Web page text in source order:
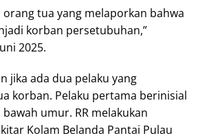
orang tua yang melaporkan bahwa
korban persetubuhan,”
2025.
jika ada dua pelaku yang
korban. Pelaku pertama berinisial
bawah umur. RR melakukan
Kolam Belanda Pantai Pulau